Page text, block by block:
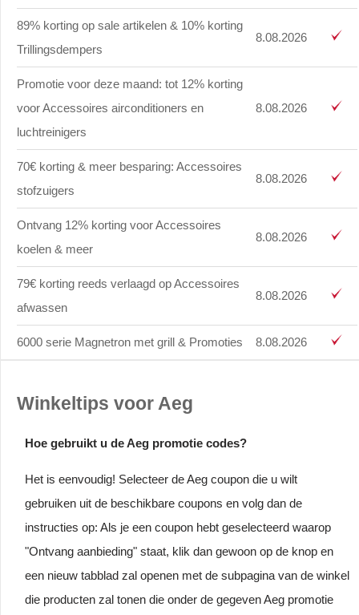
89% korting op sale artikelen & 10% korting
Trillingsdempers
8.08.2026
Promotie voor deze maand: tot 12% korting
voor Accessoires airconditioners en
luchtreinigers
8.08.2026
70€ korting & meer besparing: Accessoires
stofzuigers
8.08.2026
Ontvang 12% korting voor Accessoires
koelen & meer
8.08.2026
79€ korting reeds verlaagd op Accessoires
afwassen
8.08.2026
6000 serie Magnetron met grill & Promoties 8.08.2026
Winkeltips voor Aeg
Hoe gebruikt u de Aeg promotie codes?
Het is eenvoudig! Selecteer de Aeg coupon die u wilt
gebruiken uit de beschikbare coupons en volg dan de
instructies op: Als je een coupon hebt geselecteerd waarop
"Ontvang aanbieding" staat, klik dan gewoon op de knop en
een nieuw tabblad zal openen met de subpagina van de winkel
die producten zal tonen die onder de gegeven Aeg promotie